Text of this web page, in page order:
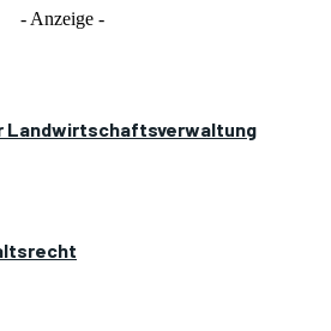
- Anzeige -
Landwirtschaftsverwaltung